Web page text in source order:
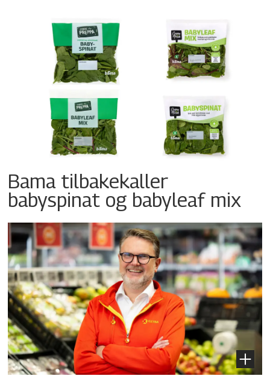
Bama tilbakekaller
babyspinat og babyleaf mix